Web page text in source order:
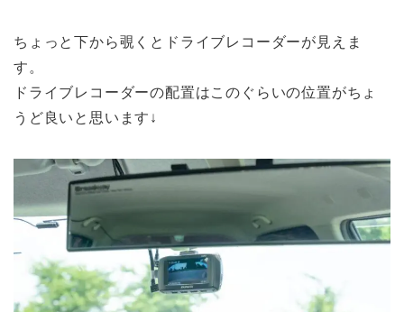
ちょっと下から覗くとドライブレコーダーが見えま
す。
ドライブレコーダーの配置はこのぐらいの位置がちょ
うど良いと思います↓